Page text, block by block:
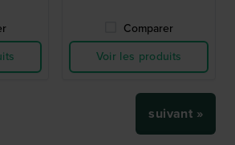
Comparer
Voir les produits
suivant »